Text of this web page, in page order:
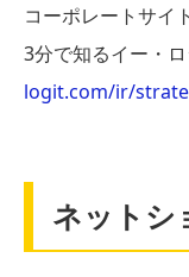
コーポレートサイ
3分で知るイー・ロ
logit.com/ir/
ネットシ